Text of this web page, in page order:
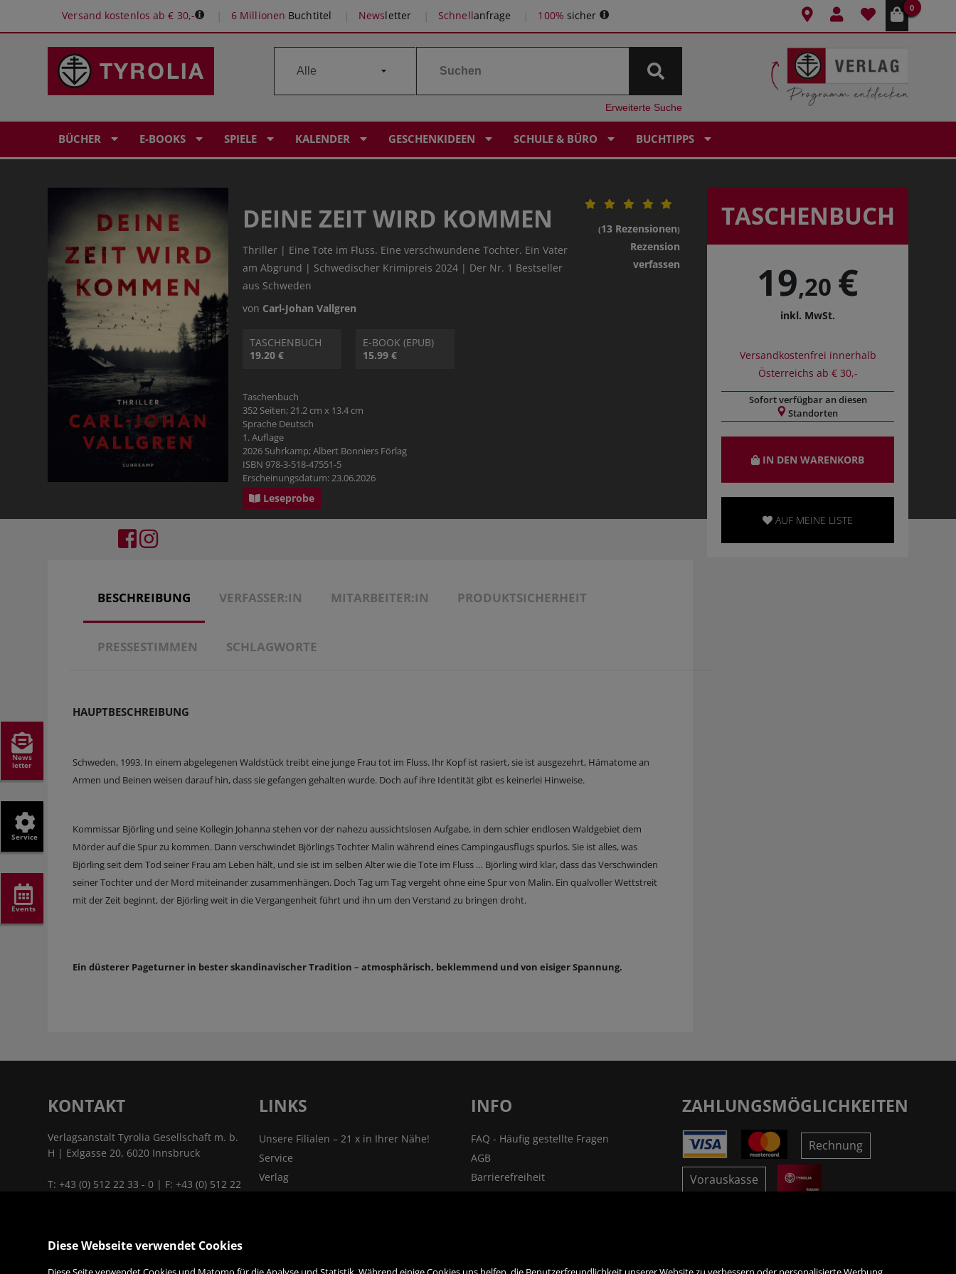
Versand kostenlos ab € 30,- 6 Millionen Buchtitel Newsletter Schnellanfrage 100% sicher
0
Erweiterte Suche
BÜCHER E-BOOKS SPIELE KALENDER GESCHENKIDEEN SCHULE & BÜRO BUCHTIPPS
News
letter
Service
Events
DEINE ZEIT WIRD KOMMEN
Thriller | Eine Tote im Fluss. Eine verschwundene Tochter. Ein Vater
am Abgrund | Schwedischer Krimipreis 2024 | Der Nr. 1 Bestseller
aus Schweden
von Carl-Johan Vallgren
(13 Rezensionen)
Rezension
verfassen
TASCHENBUCH
19.20 €
E-BOOK (EPUB)
15.99 €
Taschenbuch
352 Seiten; 21.2 cm x 13.4 cm
Sprache Deutsch
1. Auflage
2026 Suhrkamp; Albert Bonniers Förlag
ISBN 978-3-518-47551-5
Erscheinungsdatum: 23.06.2026
Leseprobe
BESCHREIBUNG VERFASSER:IN MITARBEITER:IN PRODUKTSICHERHEIT
PRESSESTIMMEN SCHLAGWORTE
HAUPTBESCHREIBUNG
Schweden, 1993. In einem abgelegenen Waldstück treibt eine junge Frau tot im Fluss. Ihr Kopf ist rasiert, sie ist ausgezehrt, Hämatome an
Armen und Beinen weisen darauf hin, dass sie gefangen gehalten wurde. Doch auf ihre Identität gibt es keinerlei Hinweise.
Kommissar Björling und seine Kollegin Johanna stehen vor der nahezu aussichtslosen Aufgabe, in dem schier endlosen Waldgebiet dem
Mörder auf die Spur zu kommen. Dann verschwindet Björlings Tochter Malin während eines Campingausflugs spurlos. Sie ist alles, was
Björling seit dem Tod seiner Frau am Leben hält, und sie ist im selben Alter wie die Tote im Fluss … Björling wird klar, dass das Verschwinden
seiner Tochter und der Mord miteinander zusammenhängen. Doch Tag um Tag vergeht ohne eine Spur von Malin. Ein qualvoller Wettstreit
mit der Zeit beginnt, der Björling weit in die Vergangenheit führt und ihn um den Verstand zu bringen droht.
Ein düsterer Pageturner in bester skandinavischer Tradition – atmosphärisch, beklemmend und von eisiger Spannung.
TASCHENBUCH
19,20 €
inkl. MwSt.
Versandkostenfrei innerhalb
Österreichs ab € 30,-
Sofort verfügbar an diesen
Standorten
IN DEN WARENKORB
AUF MEINE LISTE
KONTAKT
Verlagsanstalt Tyrolia Gesellschaft m. b.
H | Exlgasse 20, 6020 Innsbruck
T:+43 (0) 512 22 33 - 0 | F: +43 (0) 512 22
ALLES
LINKS
Unsere Filialen – 21 x in Ihrer Nähe!
Service
Verlag
INFO
FAQ - Häufig gestellte Fragen
AGB
Barrierefreiheit
ZAHLUNGSMÖGLICHKEITEN
Rechnung
Vorauskasse
Diese Webseite verwendet Cookies